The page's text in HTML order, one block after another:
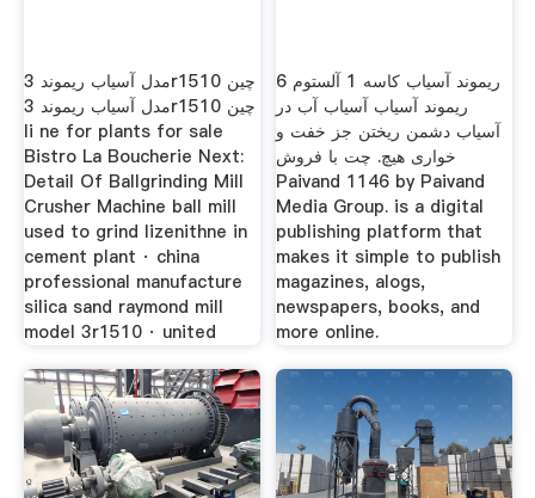
مدل آسیاب ریموند 3r1510 چین
مدل آسیاب ریموند 3r1510 چین
li ne for plants for sale
Bistro La Boucherie Next:
Detail Of Ballgrinding Mill
Crusher Machine ball mill
used to grind lizenithne in
cement plant · china
professional manufacture
silica sand raymond mill
model 3r1510 · united
6 ریموند آسیاب کاسه 1 آلستوم
ریموند آسیاب آسیاب آب در
آسیاب دشمن ریختن جز خفت و
خواری هیچ. چت با فروش
Paivand 1146 by Paivand
Media Group. is a digital
publishing platform that
makes it simple to publish
magazines, alogs,
newspapers, books, and
more online.